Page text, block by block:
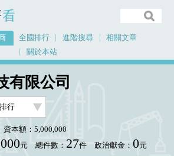
全國排行 進階搜尋
相關文章
關於本站
有限公司
資本額：5,000,000
元 總件數： 27件 政治獻金： 0元